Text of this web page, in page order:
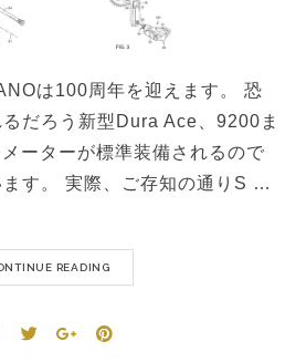
は100周年を迎えます。 恐
だろう新型Dura Ace、9200ま
ーターが標準装備されるので
す。 実際、ご存知の通りS …
READING